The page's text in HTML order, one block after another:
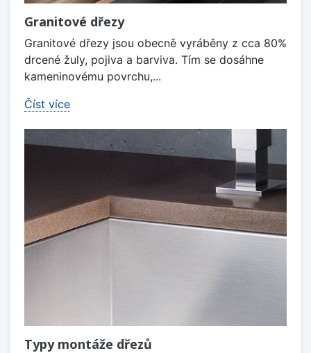
Granitové dřezy
Granitové dřezy jsou obecně vyráběny z cca 80%
drcené žuly, pojiva a barviva. Tím se dosáhne
kameninovému povrchu,...
Číst více
Typy montáže dřezů